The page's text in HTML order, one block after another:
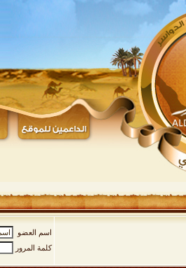
اسم العضو
كلمة المرور